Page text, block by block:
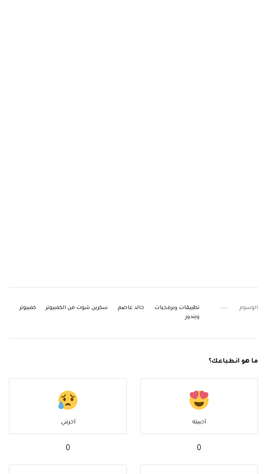
الوسوم تطبيقات وبرمجيات خالد عاصم سكرين شوت من الكمبيوتر
كمبيوتر
ويندوز
ما هو انطباعك؟
أحببته
0
أحزنني
0